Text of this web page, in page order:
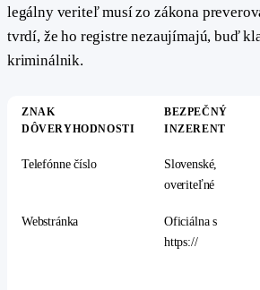
legálny veriteľ musí zo zákona
tvrdí, že ho registre nezaujímajú, buď
kriminálnik.
ZNAK
DÔVERYHODNOSTI
BEZPEČNÝ
INZERENT
Telefónne číslo
Slovenské,
overiteľné
Webstránka
Oficiálna s
https://